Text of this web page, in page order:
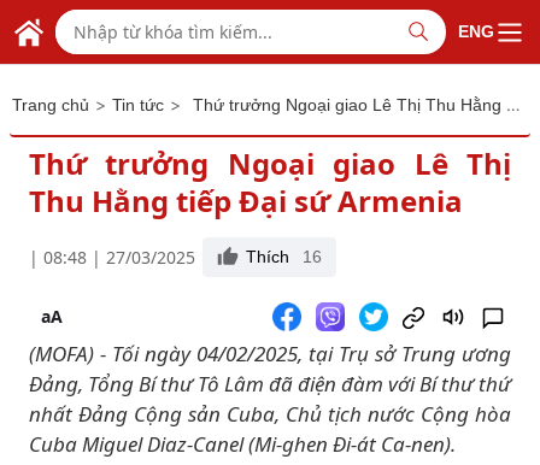
Skip to Main Content
BỘ NGOẠI GIAO VIỆT NAM
MINISTRY OF FOREIGN AFFAIRS
ENG
Trang chủ > Tin tức > Thứ trưởng Ngoại giao Lê Thị Thu Hằng tiếp Đại sứ Armenia
Thứ trưởng Ngoại giao Lê Thị
Thu Hằng tiếp Đại sứ Armenia
| 08:48 | 27/03/2025 Thích 16
aA
(MOFA) - Tối ngày 04/02/2025, tại Trụ sở Trung ương
Đảng, Tổng Bí thư Tô Lâm đã điện đàm với Bí thư thứ
nhất Đảng Cộng sản Cuba, Chủ tịch nước Cộng hòa
Cuba Miguel Diaz-Canel (Mi-ghen Đi-át Ca-nen).